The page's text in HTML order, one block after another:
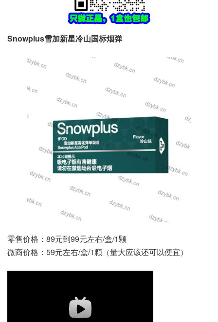
Snowplus雪加新星冷山国标烟弹
零售价格：89元到99元左右/盒/1颗
微商价格：59元左右/盒/1颗（量大应该还可以便宜）